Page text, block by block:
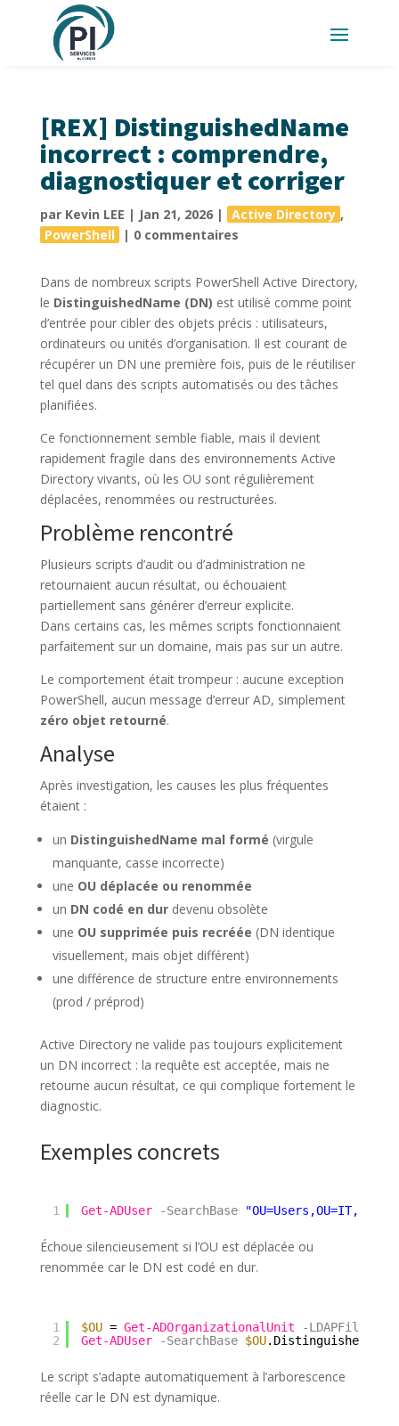
[REX] DistinguishedName
incorrect : comprendre,
diagnostiquer et corriger
par Kevin LEE | Jan 21, 2026| Active Directory ,
PowerShell
| 0 commentaires
Dans de nombreux scripts PowerShell Active Directory,
le DistinguishedName (DN) est utilisé comme point
d’entrée pour cibler des objets précis : utilisateurs,
ordinateurs ou unités d’organisation. Il est courant de
récupérer un DN une première fois, puis de le réutiliser
tel quel dans des scripts automatisés ou des tâches
planifiées.
Ce fonctionnement semble fiable, mais il devient
rapidement fragile dans des environnements Active
Directory vivants, où les OU sont régulièrement
déplacées, renommées ou restructurées.
Problème rencontré
Plusieurs scripts d’audit ou d’administration ne
retournaient aucun résultat, ou échouaient
partiellement sans générer d’erreur explicite.
Dans certains cas, les mêmes scripts fonctionnaient
parfaitement sur un domaine, mais pas sur un autre.
Le comportement était trompeur : aucune exception
PowerShell, aucun message d’erreur AD, simplement
zéro objet retourné.
Analyse
Après investigation, les causes les plus fréquentes
étaient :
un DistinguishedName mal formé (virgule
manquante, casse incorrecte)
une OU déplacée ou renommée
un DN codé en durdevenu obsolète
une OU supprimée puis recréée (DN identique
visuellement, mais objet différent)
une différence de structure entre environnements
(prod / préprod)
Active Directory ne valide pas toujours explicitement
un DN incorrect : la requête est acceptée, mais ne
retourne aucun résultat, ce qui complique fortement le
diagnostic.
Exemples concrets
1 Get-ADUser -SearchBase
Échoue silencieusement si l’OU est déplacée ou
renommée car le DN est codé en dur.
1
2
$OU = Get-ADOrganizationalUnit -LDAPFilter
Get-ADUser
-SearchBase $OU.DistinguishedName
Le script s’adapte automatiquement à l’arborescence
réelle car le DN est dynamique.